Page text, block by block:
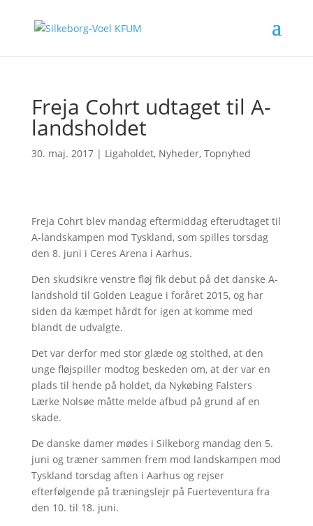
Freja Cohrt udtaget til A-
landsholdet
30. maj. 2017| Ligaholdet, Nyheder, Topnyhed
Freja Cohrt blev mandag eftermiddag efterudtaget til
A-landskampen mod Tyskland, som spilles torsdag
den 8. juni i Ceres Arena i Aarhus.
Den skudsikre venstre fløj fik debut på det danske A-
landshold til Golden League i foråret 2015, og har
siden da kæmpet hårdt for igen at komme med
blandt de udvalgte.
Det var derfor med stor glæde og stolthed, at den
unge fløjspiller modtog beskeden om, at der var en
plads til hende på holdet, da Nykøbing Falsters
Lærke Nolsøe måtte melde afbud på grund af en
skade.
De danske damer mødes i Silkeborg mandag den 5.
juni og træner sammen frem mod landskampen mod
Tyskland torsdag aften i Aarhus og rejser
efterfølgende på træningslejr på Fuerteventura fra
den 10. til 18. juni.